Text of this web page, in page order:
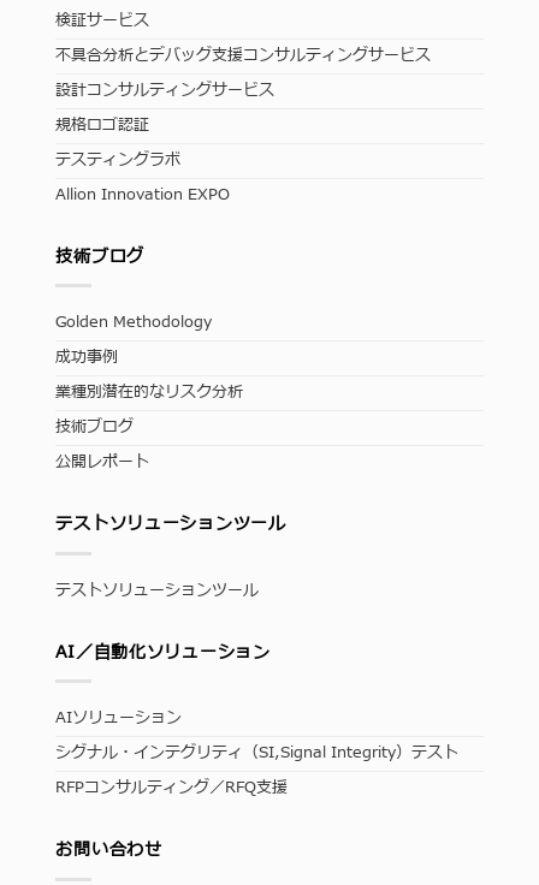
検証サービス
不具合分析とデバッグ支援コンサルティングサービス
設計コンサルティングサービス
規格ロゴ認証
テスティングラボ
Allion Innovation EXPO
技術ブログ
Golden Methodology
成功事例
業種別潜在的なリスク分析
技術ブログ
公開レポート
テストソリューションツール
テストソリューションツール
AI／自動化ソリューション
AIソリューション
シグナル・インテグリティ（SI,Signal Integrity）テスト
RFPコンサルティング／RFQ支援
お問い合わせ